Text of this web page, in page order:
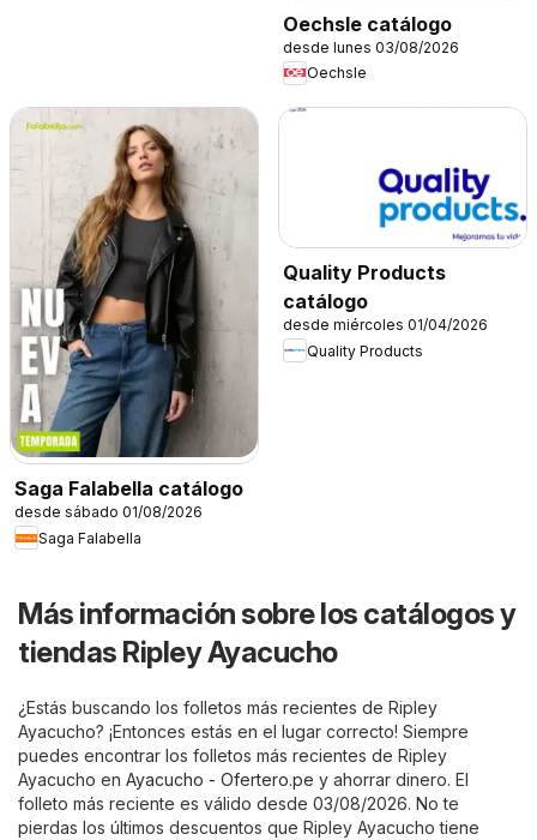
Oechsle catálogo
desde lunes 03/08/2026
Oechsle
Saga Falabella catálogo
desde sábado 01/08/2026
Saga Falabella
Quality Products
catálogo
desde miércoles 01/04/2026
Quality Products
Más información sobre los catálogos y
tiendas Ripley Ayacucho
¿Estás buscando los folletos más recientes de Ripley
Ayacucho? ¡Entonces estás en el lugar correcto! Siempre
puedes encontrar los folletos más recientes de Ripley
Ayacucho en Ayacucho - Ofertero.pe y ahorrar dinero. El
folleto más reciente es válido desde 03/08/2026. No te
pierdas los últimos descuentos que Ripley Ayacucho tiene